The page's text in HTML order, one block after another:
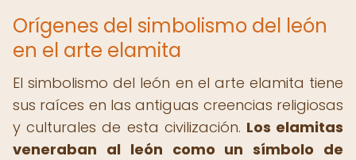
Orígenes del simbolismo del león
en el arte elamita
El simbolismo del león en el arte elamita tiene
sus raíces en las antiguas creencias religiosas
y culturales de esta civilización. Los elamitas
veneraban al león como un símbolo de